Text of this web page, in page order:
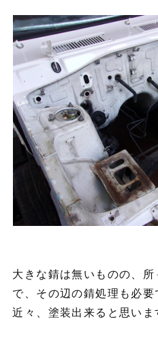
大きな錆は無いものの、
で、その辺の錆処理も必要
近々、塗装出来ると思いま